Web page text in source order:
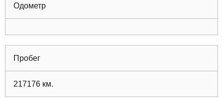
Одометр
Пробег
217176 км.